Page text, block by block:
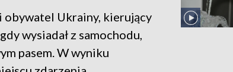
obywatel Ukrainy, kierujący
wysiadał z samochodu,
pasem. W wyniku